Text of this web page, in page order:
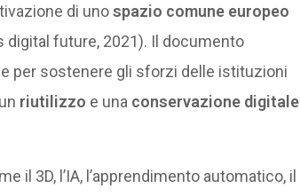
di unospazio comune europeo
digital future, 2021). Il documento
per sostenere gli sforzi delle istituzioni
riutilizzo e una conservazione digitale
il 3D, l’IA, l’apprendimento automatico, il